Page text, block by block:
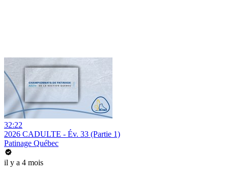
32:22
2026 CADULTE - Év. 33 (Partie 1)
Patinage Québec
il y a 4 mois